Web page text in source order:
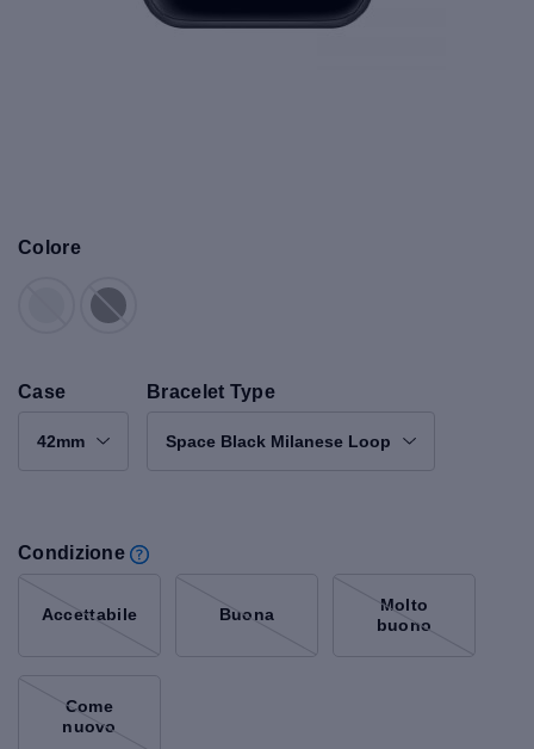
Colore
Case
42mm
Bracelet Type
Space Black Milanese Loop
Condizione
Accettabile Buona
Molto
buono
Come
nuovo